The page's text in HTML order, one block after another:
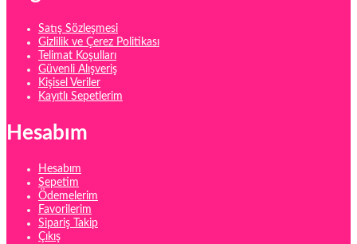
Satış Sözleşmesi
Gizlilik ve Çerez Politikası
Telimat Koşulları
Güvenli Alışveriş
Kişisel Veriler
Kayıtlı Sepetlerim
Hesabım
Hesabım
Sepetim
Ödemelerim
Favorilerim
Sipariş Takip
Çıkış